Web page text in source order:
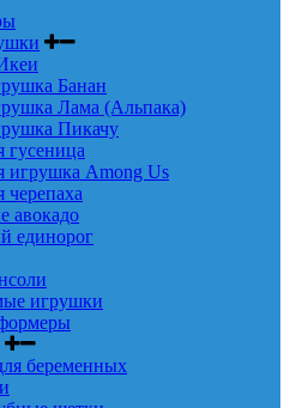
Банан
Лама (Альпака)
Пикачу
Among Us
авокадо
единорог
игрушки
беременных